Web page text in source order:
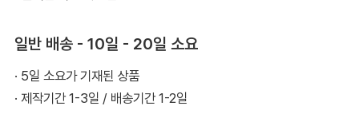
일반 배송 - 10일 - 20일 소요
· 5일 소요가 기재된 상품
· 제작기간 1-3일 / 배송기간 1-2일